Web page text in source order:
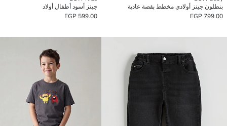
بنطلون جينز أولادي مخطط بقصة عادية
799.00 EGP
جينز أسود أطفال أولاد
599.00 EGP